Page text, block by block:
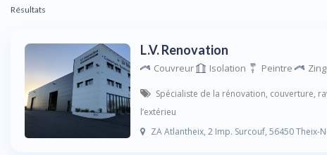
Résultats
L.V. Renovation
Couvreur Isolation Peintre
Spécialiste de la rénovation, couverture,
l’extérieu
ZA Atlantheix, 2 Imp. Surcouf, 56450 Theix-